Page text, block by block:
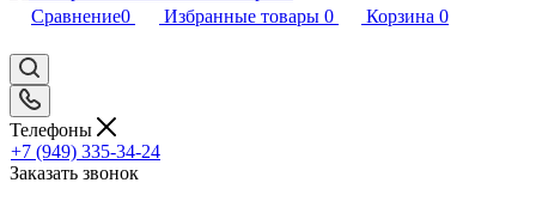
Сравнение0 Избранные товары 0 Корзина 0
Телефоны
+7 (949) 335-34-24
Заказать звонок